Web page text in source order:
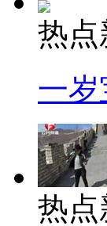
热点
一
热点